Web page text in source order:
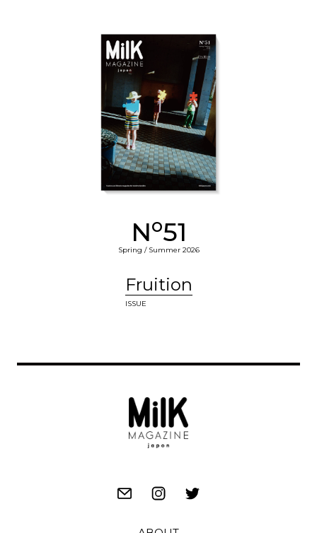
No51
Spring / Summer 2026
Fruition
ISSUE